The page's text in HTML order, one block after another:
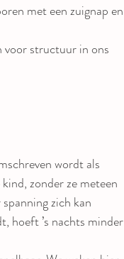
met een zuignap en
voor structuur in ons
wordt als
zonder ze meteen
zich kan
hoeft ’s nachts minder